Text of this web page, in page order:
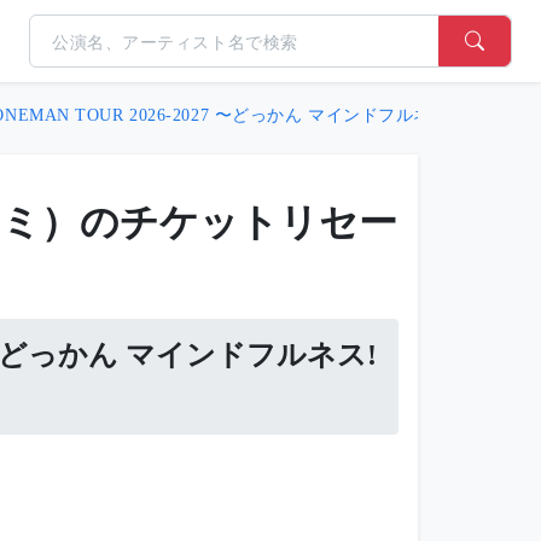
TOUR 2026-2027 〜どっかん マインドフルネス! Chill? no
）のチケットリセー
っかん マインドフルネス!